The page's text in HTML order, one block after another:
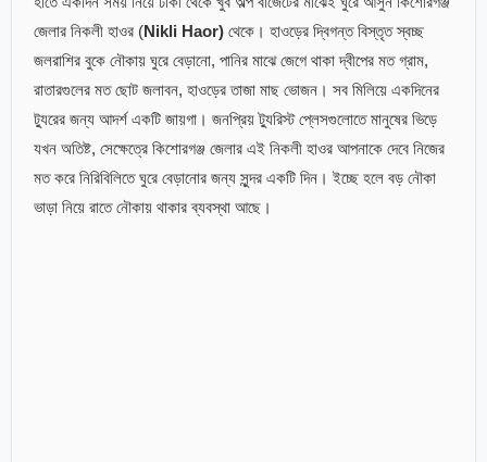
জেলার নিকলী হাওর (Nikli Haor) থেকে। হাওড়ের দ্বিগন্ত বিস্তৃত স্বচ্ছ
জলরাশির বুকে নৌকায় ঘুরে বেড়ানো, পানির মাঝে জেগে থাকা দ্বীপের মত গ্রাম,
রাতারগুলের মত ছোট জলাবন, হাওড়ের তাজা মাছ ভোজন। সব মিলিয়ে একদিনের
ট্যুরের জন্য আদর্শ একটি জায়গা। জনপ্রিয় ট্যুরিস্ট প্লেসগুলোতে মানুষের ভিড়ে
যখন অতিষ্ট, সেক্ষেত্রে কিশোরগঞ্জ জেলার এই নিকলী হাওর আপনাকে দেবে নিজের
মত করে নিরিবিলিতে ঘুরে বেড়ানোর জন্য সুন্দর একটি দিন। ইচ্ছে হলে বড় নৌকা
ভাড়া নিয়ে রাতে নৌকায় থাকার ব্যবস্থা আছে।